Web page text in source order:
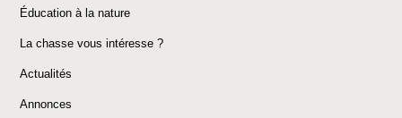
Éducation à la nature
La chasse vous intéresse ?
Actualités
Annonces